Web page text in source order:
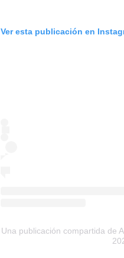
Ver esta publicación en
Una publicación compartida de